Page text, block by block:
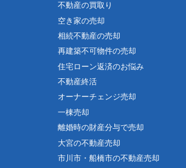
不動産の買取り
空き家の売却
相続不動産の売却
再建築不可物件の売却
住宅ローン返済のお悩み
不動産終活
オーナーチェンジ売却
一棟売却
離婚時の財産分与で売却
大宮の不動産売却
市川市・船橋市の不動産売却